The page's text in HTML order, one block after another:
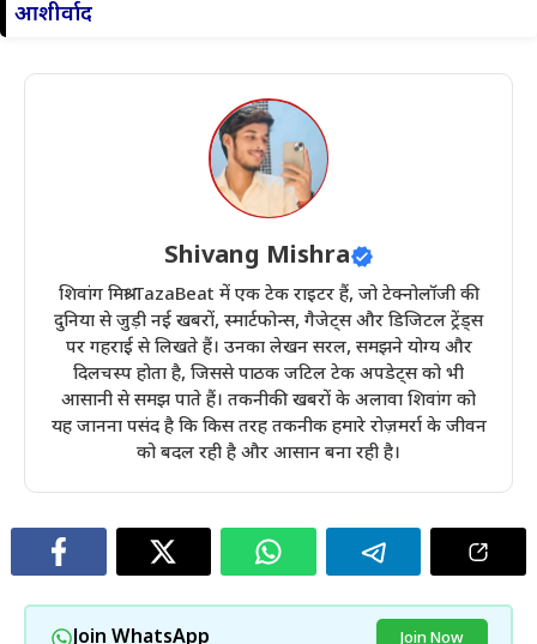
आशीर्वाद
Shivang Mishra
शिवांग मिश्रा TazaBeat में एक टेक राइटर हैं, जो टेक्नोलॉजी की
दुनिया से जुड़ी नई खबरों, स्मार्टफोन्स, गैजेट्स और डिजिटल ट्रेंड्स
पर गहराई से लिखते हैं। उनका लेखन सरल, समझने योग्य और
दिलचस्प होता है, जिससे पाठक जटिल टेक अपडेट्स को भी
आसानी से समझ पाते हैं। तकनीकी खबरों के अलावा शिवांग को
यह जानना पसंद है कि किस तरह तकनीक हमारे रोज़मर्रा के जीवन
को बदल रही है और आसान बना रही है।
Join WhatsApp Join Now